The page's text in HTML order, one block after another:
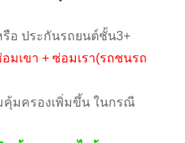
อ ประกันรถยนต์ชั้น3+
อมเขา + ซ่อมเรา(รถชนรถ
มครองเพิ่มขึ้น ในกรณี